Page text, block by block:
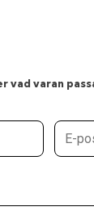
vad varan